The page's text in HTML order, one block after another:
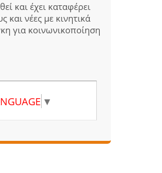
και έχει καταφέρει
και νέες με κινητικά
για κοινωνικοποίηση
▼